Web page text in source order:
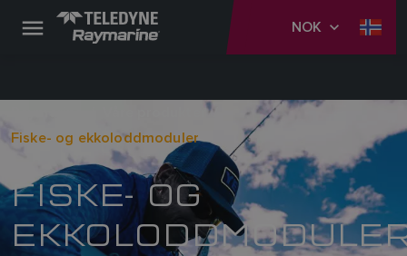
NOK
Fiske- og ekkoloddmoduler
FISKE- OG